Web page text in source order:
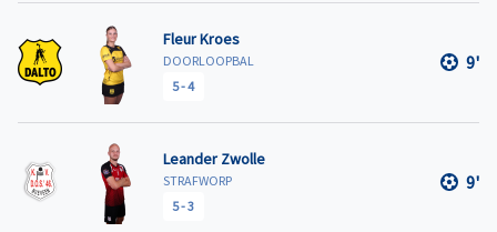
Fleur Kroes
DOORLOOPBAL
5-4
9'
Leander Zwolle
STRAFWORP
5-3
9'